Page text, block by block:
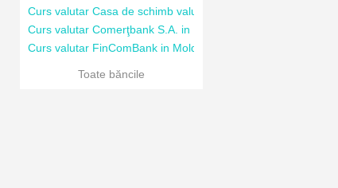
Curs valutar Casa de schimb valutar “Deghest”
Curs valutar Comerţbank S.A. in Moldova
Curs valutar FinComBank in Moldova
Toate băncile